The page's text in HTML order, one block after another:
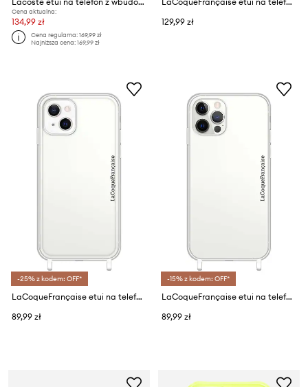
Cena aktualna:
134,99 zł
Cena regularna:169,99 zł
Najniższa cena:169,99 zł
129,99 zł
-25% z kodem: OFF*
LaCoqueFrançaise etui na telefon Transparent iPhone 15
89,99 zł
-15% z kodem: OFF*
LaCoqueFrançaise etui na telefon Transparent iPhone 13 PRO MAX
89,99 zł